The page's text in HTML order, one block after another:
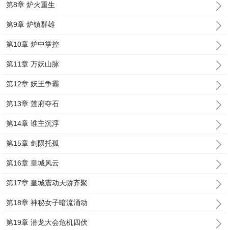
第8章 炉火重生
第9章 炉镇群雄
第10章 炉中掌控
第11章 万妖山脉
第12章 妖王争霸
第13章 莲府夺石
第14章 谁主沉浮
第15章 剑陨托孤
第16章 皇城风云
第17章 皇城震动天骄齐聚
第18章 神秘女子暗流涌动
第19章 潜龙大会危机四伏